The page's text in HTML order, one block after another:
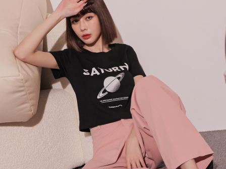
３．未成年的使用者請事先徵得法定代理人或監護人之同意方可使用
「AFTEE先享後付」，若未經同意申辦者引起之損失，本公司不負相關責
４．使用「AFTEE先享後付」時，將依據個別帳號之用戶狀況，依本公司即
時審查核予不同之上限額度；若仍有額度不足之情形，本公司將視審查結果
請求用戶進行身份認證。
５．嚴禁一人註冊多個帳號或使用他人資訊註冊。若發現惡意使用之情形，
恩沛科技股份有限公司將有權停止該用戶之使用額度並採取法律行動。
每筆NT$100，滿NT$2,500(含以上)免運費
國家/地區配送